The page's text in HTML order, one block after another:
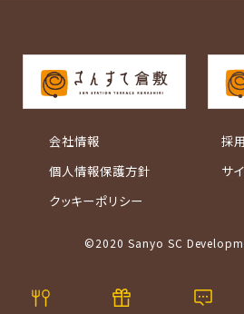
会社情報
個人情報保護方針
クッキーポリシー
採
サ
©2020 Sanyo SC